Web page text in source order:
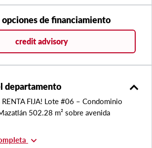
opciones de financiamiento
credit advisory
departamento expand_less
FIJA! Lote #06 – Condominio
502.28 m² sobre avenida
expand_more